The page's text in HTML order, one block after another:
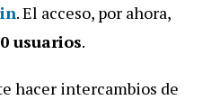
. El acceso, por ahora,
usuarios.
hacer intercambios de